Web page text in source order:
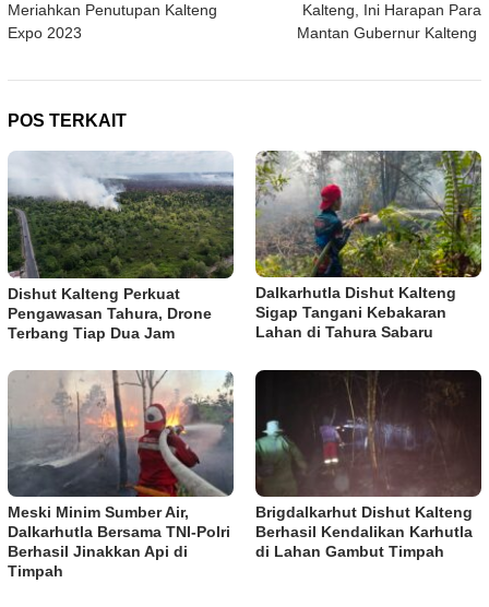
Meriahkan Penutupan Kalteng
Expo 2023
Kalteng, Ini Harapan Para
Mantan Gubernur Kalteng
POS TERKAIT
Dishut Kalteng Perkuat
Pengawasan Tahura, Drone
Terbang Tiap Dua Jam
Dalkarhutla Dishut Kalteng
Sigap Tangani Kebakaran
Lahan di Tahura Sabaru
Meski Minim Sumber Air,
Dalkarhutla Bersama TNI-Polri
Berhasil Jinakkan Api di
Timpah
Brigdalkarhut Dishut Kalteng
Berhasil Kendalikan Karhutla
di Lahan Gambut Timpah